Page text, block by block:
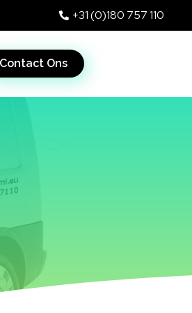
+31 (0)180 757 110
Contact Ons